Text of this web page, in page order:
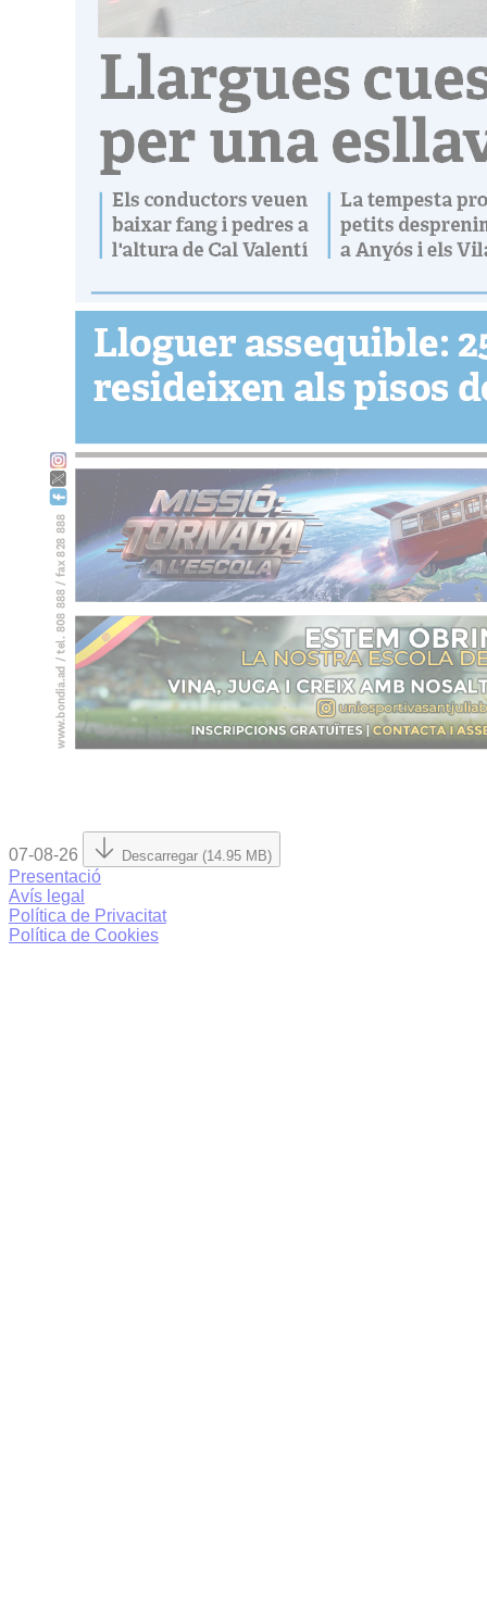
07-08-26 Descarregar (14.95 MB)
Presentació
Avís legal
Política de Privacitat
Política de Cookies